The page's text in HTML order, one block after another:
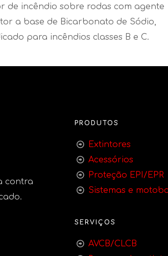
de incêndio sobre rodas com agente
a base de Bicarbonato de Sódio,
para incêndios classes B e C.
contra
PRODUTOS
Extintores
Acessórios
Proteção EPI/EPR
Sistemas e
SERVIÇOS
AVCB/CLCB